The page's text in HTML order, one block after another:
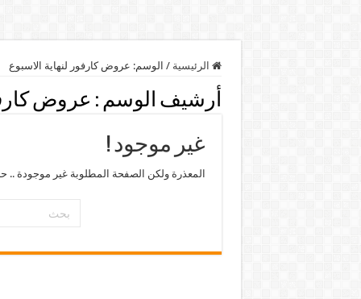
الرئيسية / الوسم: عروض كارفور لنهاية الاسبوع
أرشيف الوسم : عروض
غير موجود !
المعذرة ولكن الصفحة المطلوبة غير موجودة